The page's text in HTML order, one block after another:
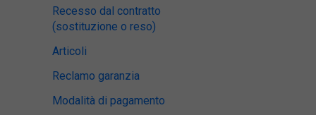
Recesso dal contratto
(sostituzione o reso)
Articoli
Reclamo garanzia
Modalità di pagamento